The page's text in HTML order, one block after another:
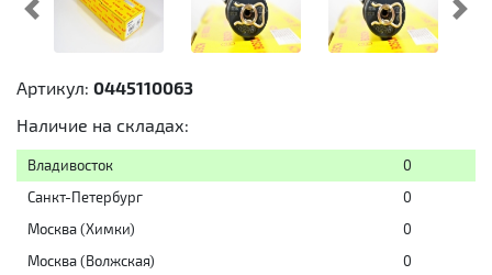
Предыдущий
Артикул: 0445110063
Наличие на складах:
Владивосток
0
Санкт-Петербург
0
Москва (Химки)
0
Москва (Волжская)
0